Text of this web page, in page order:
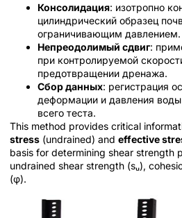
Консолидация: изотропно
цилиндрический образец
ограничивающим давлением.
Непреодолимый сдвиг:
при контролируемой
предотвращении дренажа.
Сбор данных: регистрация
деформации и давления
всего теста.
This method provides critical
stress (undrained) and effective
basis for determining shear strength
undrained shear strength (sᵤ),
(φ).